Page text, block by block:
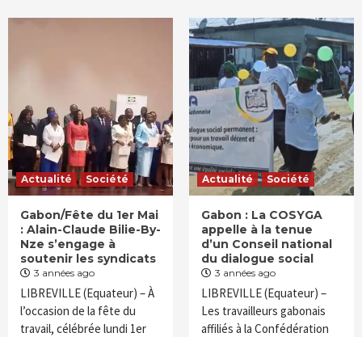
Actualité Société
Gabon/Fête du 1er Mai
: Alain-Claude Bilie-By-
Nze s’engage à
soutenir les syndicats
3 années ago
LIBREVILLE (Equateur) – À
l’occasion de la fête du
travail, célébrée lundi 1er
Actualité Société
Gabon : La COSYGA
appelle à la tenue
d’un Conseil national
du dialogue social
3 années ago
LIBREVILLE (Equateur) –
Les travailleurs gabonais
affiliés à la Confédération